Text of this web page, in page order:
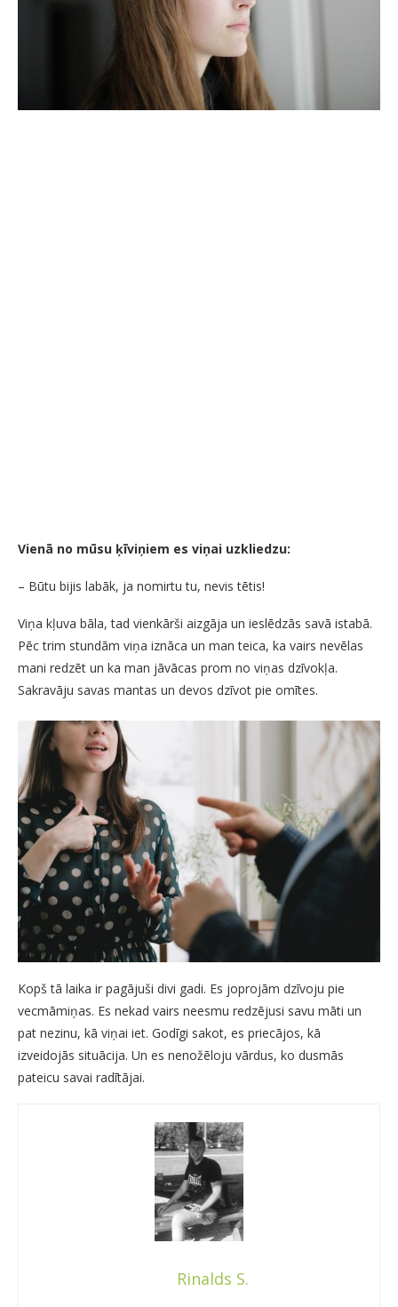
Vienā no mūsu ķīviņiem es viņai uzkliedzu:
– Būtu bijis labāk, ja nomirtu tu, nevis tētis!
Viņa kļuva bāla, tad vienkārši aizgāja un ieslēdzās savā istabā.
Pēc trim stundām viņa iznāca un man teica, ka vairs nevēlas
mani redzēt un ka man jāvācas prom no viņas dzīvokļa.
Sakravāju savas mantas un devos dzīvot pie omītes.
Kopš tā laika ir pagājuši divi gadi. Es joprojām dzīvoju pie
vecmāmiņas. Es nekad vairs neesmu redzējusi savu māti un
pat nezinu, kā viņai iet. Godīgi sakot, es priecājos, kā
izveidojās situācija. Un es nenožēloju vārdus, ko dusmās
pateicu savai radītājai.
Rinalds S.